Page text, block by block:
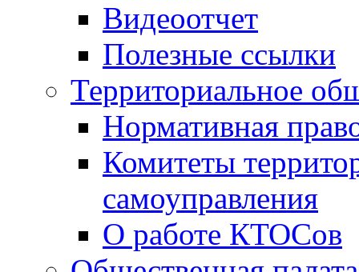
Видеоотчет
Полезные ссылки
Территориальное
Нормативная
Комитеты
самоуправления
О работе КТОСов